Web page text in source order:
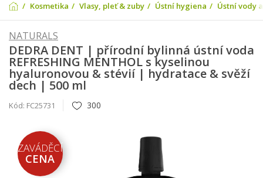
Kosmetika Vlasy, pleť & zuby Ústní hygiena Ústní vody
NATURALS
DEDRA DENT | přírodní bylinná ústní voda
REFRESHING MENTHOL s kyselinou
hyaluronovou & stévií | hydratace & svěží
dech | 500 ml
Kód: FC25731 300
ZAVÁDĚCÍ
CENA